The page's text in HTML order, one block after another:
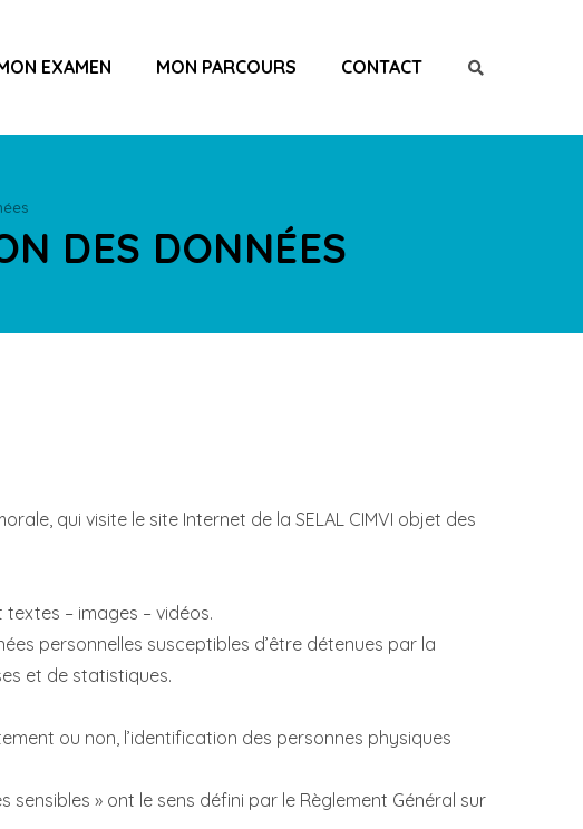
EXAMEN MON PARCOURS CONTACT
DES DONNÉES
qui visite le site Internet de la SELAL CIMVI objet des
– images – vidéos.
personnelles susceptibles d’être détenues par la
et de statistiques.
ou non, l’identification des personnes physiques
» ont le sens défini par le Règlement Général sur